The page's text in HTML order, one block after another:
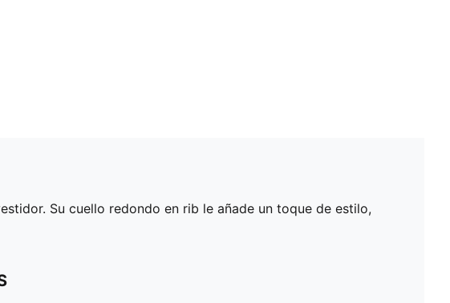
Su cuello redondo en rib le añade un toque de estilo,